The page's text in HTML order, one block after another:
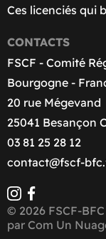
Ces licenciés qui
CONTACTS
FSCF - Comité
Bourgogne -
20 rue Mégevand
25041 Besançon
03 81 25 28 12
contact@fscf-
© 2026 FSCF-
par Com Un